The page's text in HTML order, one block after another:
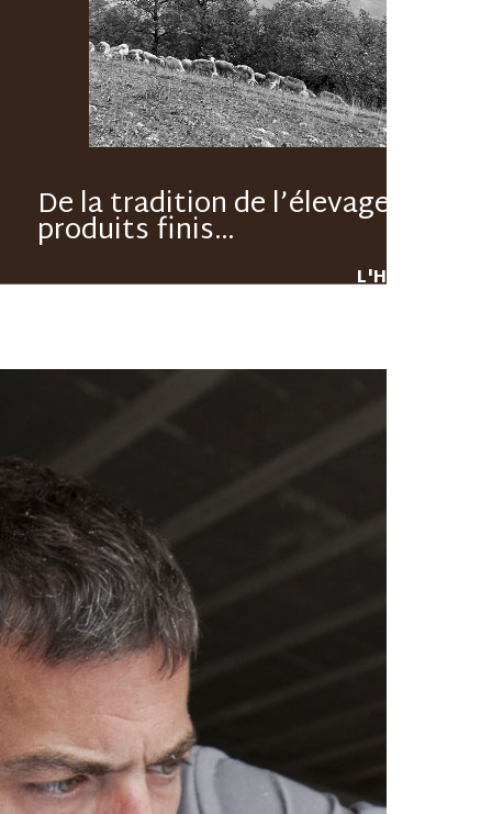
De la tradition de l’élevage aux
produits finis…
L'HISTOIRE